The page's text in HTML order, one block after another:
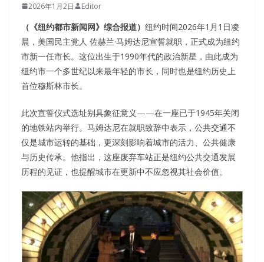
2026年1月2日 Editor
（《纽约都市新闻网》综合报道） 纽约时间2026年1月1日凌
晨，美国民主党人 佐赫兰·马姆达尼宣誓就职，正式成为纽约
市新一任市长。这位出生于1990年代的政治新星，由此成为
纽约市一个多世纪以来最年轻的市长，同时也是纽约历史上
首位穆斯林市长。
此次宣誓仪式选址别具象征意义——在一座已于1945年关闭
的地铁站内举行。马姆达尼在就职致辞中表示，公共交通不
仅是城市运转的基础，更深刻影响着城市的活力、公共健康
与历史传承。他指出，这座废弃车站正是纽约公共交通发展
历程的见证，也提醒城市在更新中不应忽视其社会价值。